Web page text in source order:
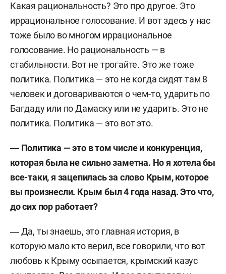
Какая рациональность? Это про другое. Это
иррациональное голосование. И вот здесь у нас
тоже было во многом иррациональное
голосование. Но рациональность — в
стабильности. Вот не трогайте. Это же тоже
политика. Политика — это не когда сидят там 8
человек и договариваются о чем-то, ударить по
Багдаду или по Дамаску или не ударить. Это не
политика. Политика — это вот это.
― Политика — это в том числе и конкуренция,
которая была не сильно заметна. Но я хотела бы
все-таки, я зацепилась за слово Крым, которое
вы произнесли. Крым был 4 года назад. Это что,
до сих пор работает?
― Да, ты знаешь, это главная история, в
которую мало кто верил, все говорили, что вот
любовь к Крыму осыпается, крымский казус